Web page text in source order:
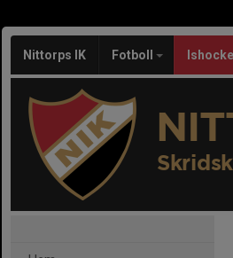
Nittorps IK Fotboll